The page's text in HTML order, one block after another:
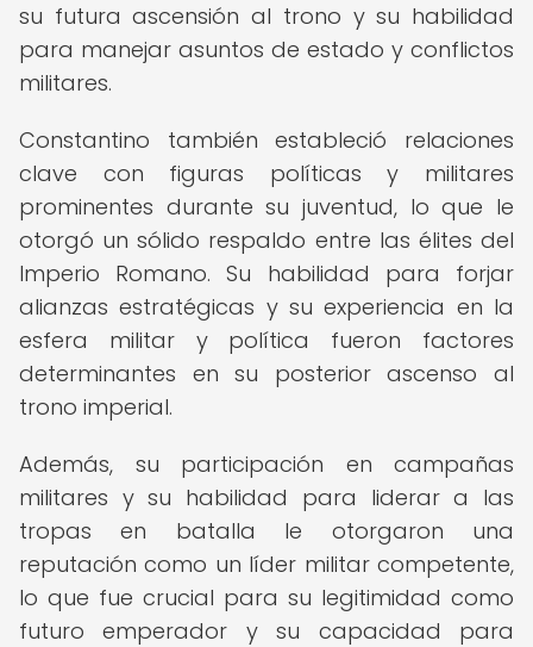
su futura ascensión al trono y su habilidad
para manejar asuntos de estado y conflictos
militares.
Constantino también estableció relaciones
clave con figuras políticas y militares
prominentes durante su juventud, lo que le
otorgó un sólido respaldo entre las élites del
Imperio Romano. Su habilidad para forjar
alianzas estratégicas y su experiencia en la
esfera militar y política fueron factores
determinantes en su posterior ascenso al
trono imperial.
Además, su participación en campañas
militares y su habilidad para liderar a las
tropas en batalla le otorgaron una
reputación como un líder militar competente,
lo que fue crucial para su legitimidad como
futuro emperador y su capacidad para